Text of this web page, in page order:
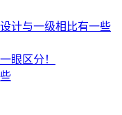
计与一级相比有一些
眼区分！